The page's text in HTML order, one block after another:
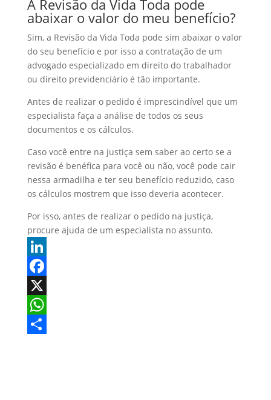
A Revisão da Vida Toda pode
abaixar o valor do meu benefício?
Sim, a Revisão da Vida Toda pode sim abaixar o valor
do seu benefício e por isso a contratação de um
advogado especializado em direito do trabalhador
ou direito previdenciário é tão importante.
Antes de realizar o pedido é imprescindível que um
especialista faça a análise de todos os seus
documentos e os cálculos.
Caso você entre na justiça sem saber ao certo se a
revisão é benéfica para você ou não, você pode cair
nessa armadilha e ter seu benefício reduzido, caso
os cálculos mostrem que isso deveria acontecer.
Por isso, antes de realizar o pedido na justiça,
procure ajuda de um especialista no assunto.
L
n
k
a
c
X
W